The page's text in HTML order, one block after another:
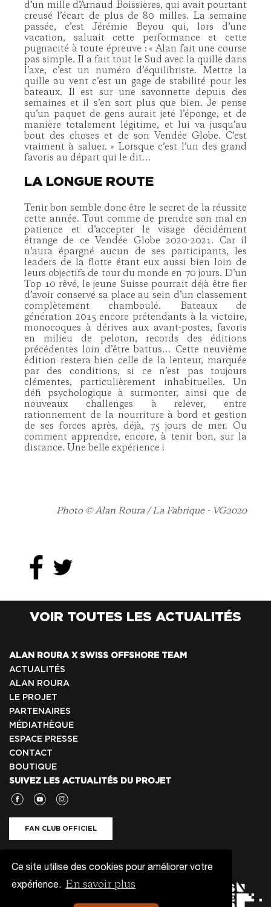
Ce site utilise des cookies pour améliorer votre
expérience. En savoir plus
d’un mille d’Arnaud Boissières, qui avait pourtant
creusé l’écart de plus de 80 milles. La semaine
passée, c’est Jérémie Beyou qui, lors d’une
vacation, saluait cette performance et cette
pugnacité à toute épreuve : « Alan fait une course
pas simple. Il a fait tout le Sud avec la quille dans
l’axe, c’est un numéro d’équilibriste. Mettre la
quille au vent c’est un gage de stabilité pour les
bateaux. Il est sur une savonnette depuis des
semaines et il s’en sort plus que bien. Je pense
qu’un paquet de gens aurait jeté l’éponge, et de
manière totalement légitime, et lui va jusqu’au
bout des choses et de son Vendée Globe. C’est
vraiment à saluer. » Lorsque c’est l’un des grand
favoris au départ qui le dit…
LA LONGUE ROUTE
Tenir bon semble donc être le secret de la réussite
cette année. Tout comme de prendre son mal en
patience et d’accepter le visage décidément
étrange de ce Vendée Globe 2020-2021. Car il
n’aura épargné aucun de ses participants, les
leaders de la flotte étant eux aussi bien loin de
leurs objectifs de tour du monde en 70 jours. D’un
Top 10 rêvé, le jeune Suisse pourrait déjà être fier
d’avoir conservé sa place au sein d’un classement
complètement chamboulé. Bateaux de
génération 2015 encore prétendants à la victoire,
monocoques à dérives aux avant-postes, favoris
en milieu de peloton, records des éditions
précédentes loin d’être battus… Cette neuvième
édition restera bien celle de la lenteur, marquée
par des conditions, si ce n’est pas toujours
clémentes, particulièrement inhabituelles. Un
défi psychologique à surmonter, ainsi que de
nouveaux challenges à relever, entre
rationnement de la nourriture à bord et gestion
de ses forces après, déjà, 75 jours de mer. Ou
comment apprendre, encore, à tenir bon, sur la
distance. Une belle expérience !
Photo © Alan Roura / La Fabrique - VG2020
VOIR TOUTES LES ACTUALITÉS
ALAN ROURA X SWISS OFFSHORE TEAM
ACTUALITÉS
ALAN ROURA
LE PROJET
PARTENAIRES
MÉDIATHÈQUE
ESPACE PRESSE
CONTACT
BOUTIQUE
SUIVEZ LES ACTUALITÉS DU PROJET
FAN CLUB OFFICIEL